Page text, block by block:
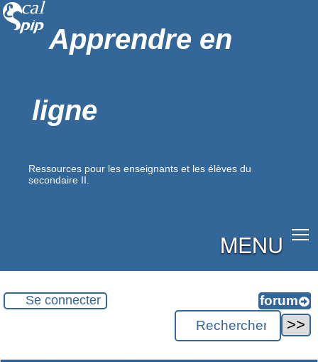
Apprendre en
ligne
Ressources pour les enseignants et les élèves du
secondaire II.
MENU
Se connecter